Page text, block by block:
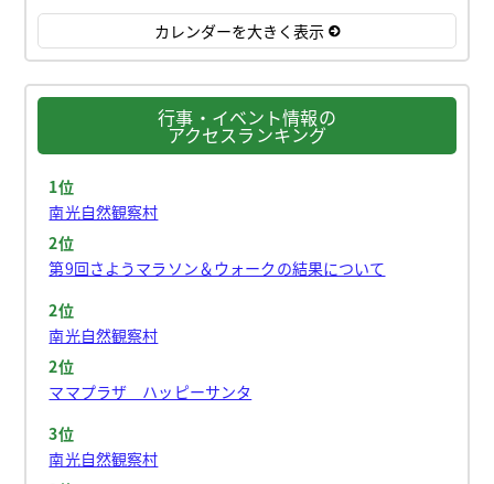
カレンダーを大きく表示
行事・イベント情報の
アクセスランキング
1位
南光自然観察村
2位
第9回さようマラソン＆ウォークの結果について
2位
南光自然観察村
2位
ママプラザ ハッピーサンタ
3位
南光自然観察村